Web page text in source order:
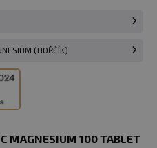
(HOŘČÍK)
MAGNESIUM 100 TABLET​